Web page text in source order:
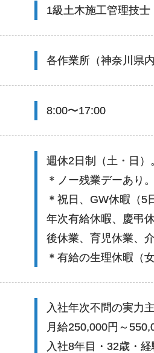
1級土木施工管理技
各作業所（神奈川県
8:00〜17:00
週休2日制（土・日）
＊ノー残業デーあり。
＊祝日、GW休暇（5
年次有給休暇、慶弔
後休業、育児休業、
＊有給の生理休暇（
入社年次不問の実力
月給250,000円～
入社8年目・32歳・